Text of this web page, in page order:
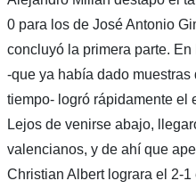
0 para los de José Antonio
concluyó la primera parte.
-que ya había dado
tiempo- logró rápidamente el
Lejos de venirse abajo,
valencianos, y de ahí que
Christian Albert lograra el 2-